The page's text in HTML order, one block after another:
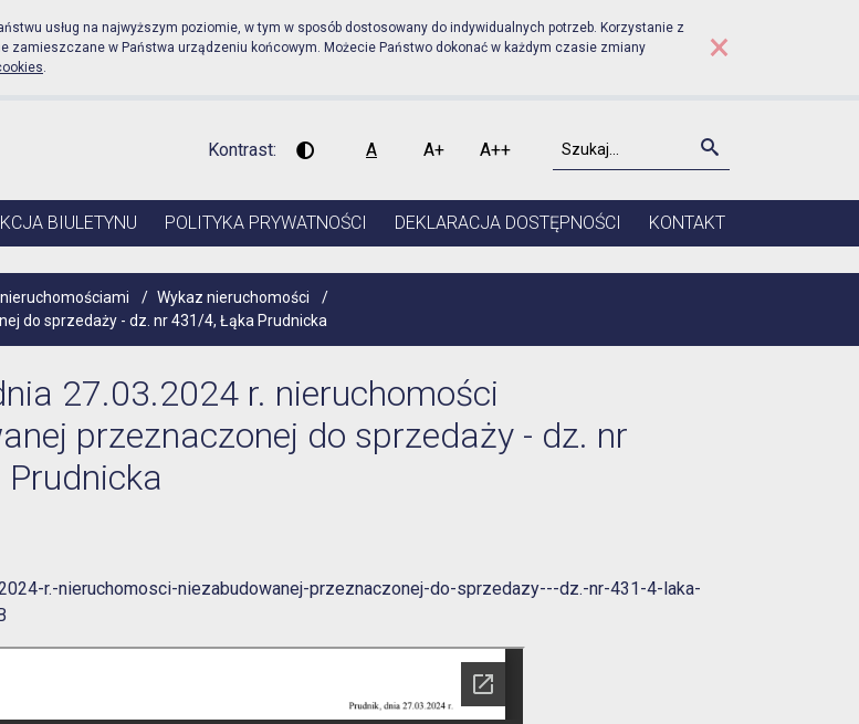
Miejski w Prudniku - Wykaz z dnia
usług na najwyższym poziomie, w tym w sposób dostosowany do indywidualnych potrzeb. Korzystanie z
w Państwa urządzeniu końcowym. Możecie Państwo dokonać w każdym czasie zmiany
. ×
Kontrast:
Wysoki kontrast
A
Czcionka domyślna
A+
Czcionka średnia
A++
Czcionka duża
Szukaj Szukaj
BIULETYNU POLITYKA PRYWATNOŚCI DEKLARACJA DOSTĘPNOŚCI KONTAKT
/ Wykaz nieruchomości
/
do sprzedaży - dz. nr 431/4, Łąka Prudnicka
27.03.2024 r. nieruchomości
przeznaczonej do sprzedaży - dz. nr
r.-nieruchomosci-niezabudowanej-przeznaczonej-do-sprzedazy---dz.-nr-431-4-laka-